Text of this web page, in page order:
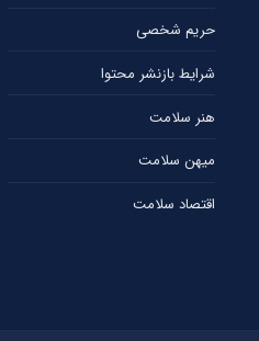
حریم شخصی
شرایط بازنشر محتوا
هنر سلامت
میهن سلامت
اقتصاد سلامت